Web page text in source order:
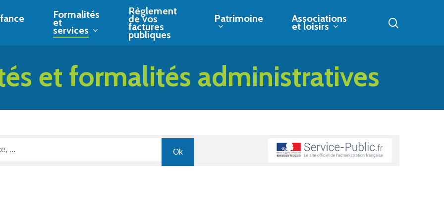
Formalités
et
services
Règlement
de vos
factures
publiques
Patrimoine Associations
et loisirs
et formalités administratives